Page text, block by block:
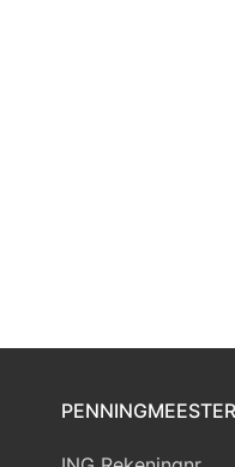
PENNINGMEESTER